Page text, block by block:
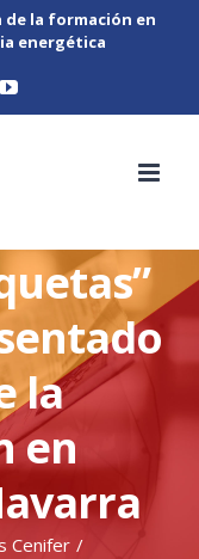
de la formación en
energética
YouTube
la
en
Cenifer /